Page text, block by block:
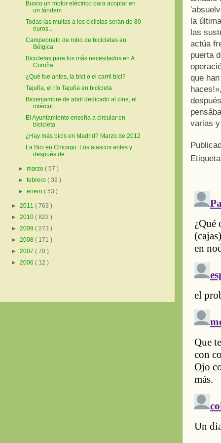
la
las
actúa
puerta
que
varias
Busco un motor eléctrico para acoplar en
un tándem
Todas las multas a los ciclistas serán de 80
euros...
Campeonato de robo de bicicletas en
Bélgica
Bicicletas para los más necesitados en A
Coruña
¿Qué fue antes, la bici o el carril bici?
Tajuña, el río Tajuña en bicicleta
Bicienjambre de abril dedicado al cine, el
miércol...
El Ayuntamiento enseña a circular en
bicicleta
¿Hay más bicis en Madrid? Marzo de 2012
La Bici en Chicago. Los atascos antes y
después de...
►marzo( 57 )
►febrero( 39 )
►enero( 53 )
► 2011 ( 763 )
► 2010 ( 822 )
► 2009 ( 273 )
► 2008 ( 171 )
► 2007 ( 78 )
► 2006 ( 12 )